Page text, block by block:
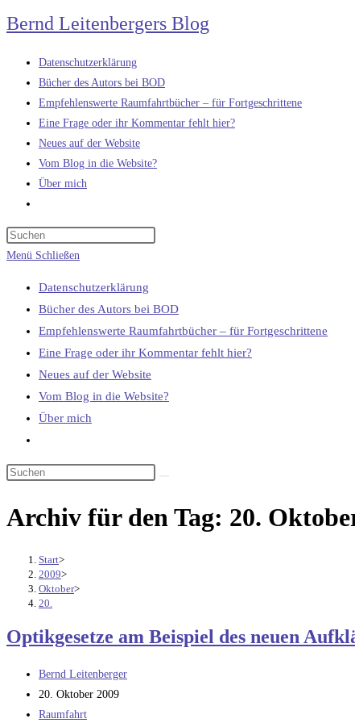
Zum
Inhalt
springen
Bernd Leitenbergers Blog
Datenschutzerklärung
Bücher des Autors bei BOD
Empfehlenswerte Raumfahrtbücher – für Fortgeschrittene
Eine Frage oder ihr Kommentar fehlt hier?
Neues auf der Website
Vom Blog in die Website?
Über mich
umschalten
Menü Schließen
Datenschutzerklärung
Bücher des Autors bei BOD
Empfehlenswerte Raumfahrtbücher – für Fortgeschrittene
Eine Frage oder ihr Kommentar fehlt hier?
Neues auf der Website
Vom Blog in die Website?
Über mich
umschalten
Archiv für den Tag: 20.
Start>
2009>
Oktober>
20.
Optikgesetze am Beispiel des neuen
Beitrags-
Autor:
Bernd Leitenberger
Beitrag
veröffentlicht:
20. Oktober 2009
Beitrags-
Raumfahrt